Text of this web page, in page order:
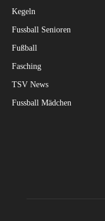
Kegeln
Fussball Senioren
Fußball
Fasching
TSV News
Fussball Mädchen